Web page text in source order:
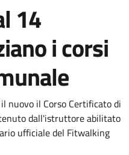
14
i corsi
nuovo il Corso Certificato di
dall'istruttore abilitato
ufficiale del Fitwalking